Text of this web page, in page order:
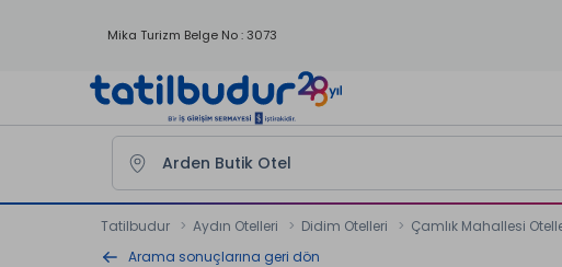
Mika Turizm Belge No : 3073
Tatilbudur Aydın Otelleri Didim Otelleri Çamlık Mahallesi
Arama sonuçlarına geri dön